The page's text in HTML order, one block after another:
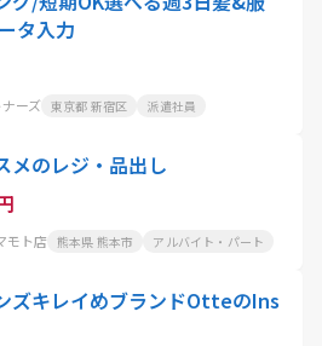
タ入力
ーズ 東京都 新宿区 派遣社員
メのレジ・品出し
モト店 熊本県 熊本市 アルバイト・パート
ズキレイめブランドOtteのIns